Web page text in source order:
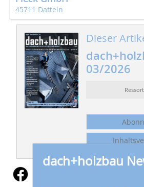
45711 Datteln
Dieser
03/2026
dach+holzbau